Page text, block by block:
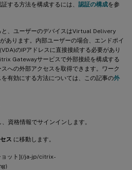
する方法を構成するには、 認証の構成を参
と、ユーザーのデバイスはVirtual Delivery
あります。内部ユーザーの場合、エンドポイ
のIPアドレスに直接接続する必要があり
Gatewayサービスで外部接続を構成する
への外部アクセスを取得できます。ワーク
有効にする方法については、この記事の外
資格情報でサインインします。
ス に移動します。
ョット](/ja-jp/citrix-